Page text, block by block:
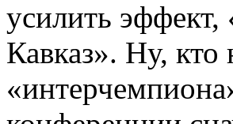
усилить
Кавказ». Ну, кто